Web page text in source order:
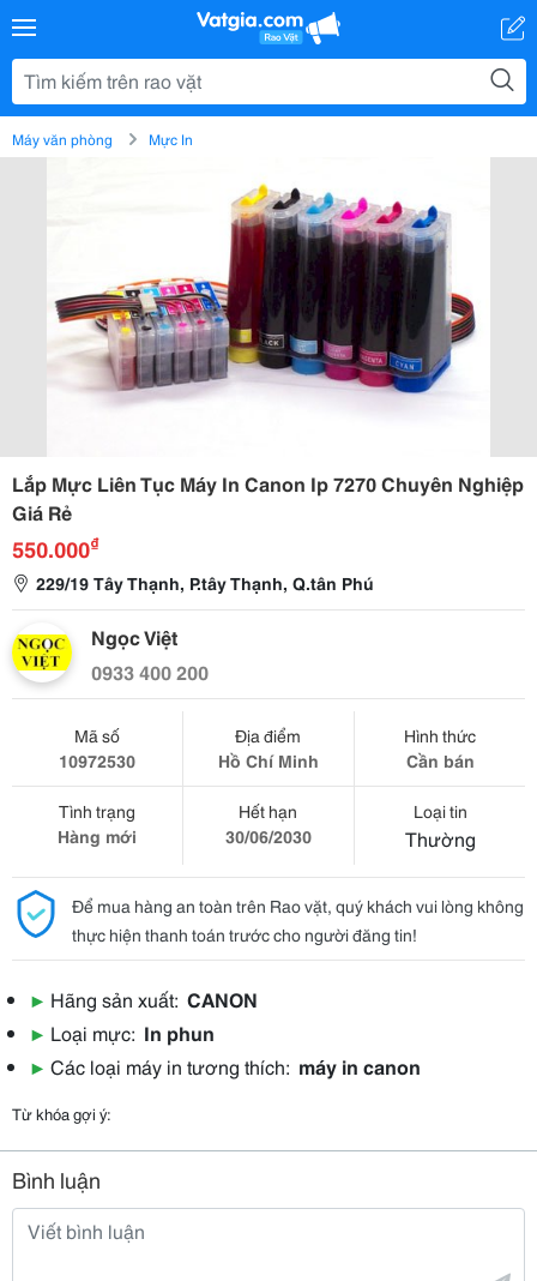
Máy văn phòng Mực In
Lắp Mực Liên Tục Máy In Canon Ip 7270 Chuyên Nghiệp
Giá Rẻ
550.000₫
229/19 Tây Thạnh, P.tây Thạnh, Q.tân Phú
Ngọc Việt
0933 400 200
Mã số
10972530
Địa điểm
Hồ Chí Minh
Hình thức
Cần bán
Tình trạng
Hàng mới
Hết hạn
30/06/2030
Loại tin
Thường
Để mua hàng an toàn trên Rao vặt, quý khách vui lòng không
thực hiện thanh toán trước cho người đăng tin!
▶ Hãng sản xuất: CANON
▶ Loại mực: In phun
▶ Các loại máy in tương thích: máy in canon
Từ khóa gợi ý:
Bình luận